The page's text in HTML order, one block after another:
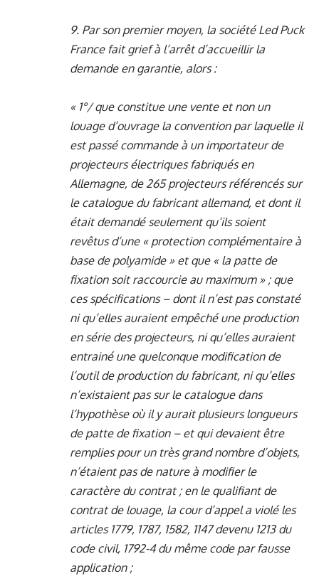
9. Par son premier moyen, la société Led Puck
France fait grief à l’arrêt d’accueillir la
demande en garantie, alors :
« 1°/ que constitue une vente et non un
louage d’ouvrage la convention par laquelle il
est passé commande à un importateur de
projecteurs électriques fabriqués en
Allemagne, de 265 projecteurs référencés sur
le catalogue du fabricant allemand, et dont il
était demandé seulement qu’ils soient
revêtus d’une « protection complémentaire à
base de polyamide » et que « la patte de
fixation soit raccourcie au maximum » ; que
ces spécifications – dont il n’est pas constaté
ni qu’elles auraient empêché une production
en série des projecteurs, ni qu’elles auraient
entrainé une quelconque modification de
l’outil de production du fabricant, ni qu’elles
n’existaient pas sur le catalogue dans
l’hypothèse où il y aurait plusieurs longueurs
de patte de fixation – et qui devaient être
remplies pour un très grand nombre d’objets,
n’étaient pas de nature à modifier le
caractère du contrat ; en le qualifiant de
contrat de louage, la cour d’appel a violé les
articles 1779, 1787, 1582, 1147 devenu 1213 du
code civil, 1792-4 du même code par fausse
application ;